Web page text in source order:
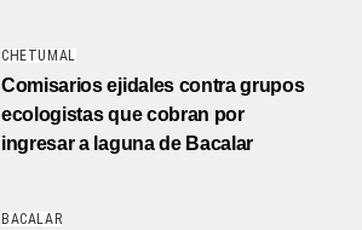
CHETUMAL
Comisarios ejidales contra grupos
ecologistas que cobran por
ingresar a laguna de Bacalar
BACALAR